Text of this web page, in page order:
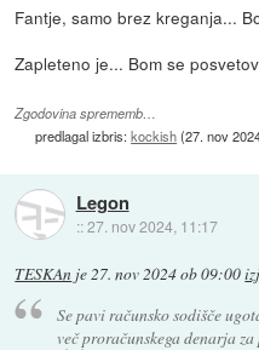
Fantje, samo brez kreganja...
Zapleteno je... Bom se
Zgodovina sprememb…
predlagal izbris:kockish(27. nov
Legon
::27. nov 2024, 11:17
TESKAn je27. nov 2024 ob 09:00
Se pavi računsko sodišče
več proračunskega denarja